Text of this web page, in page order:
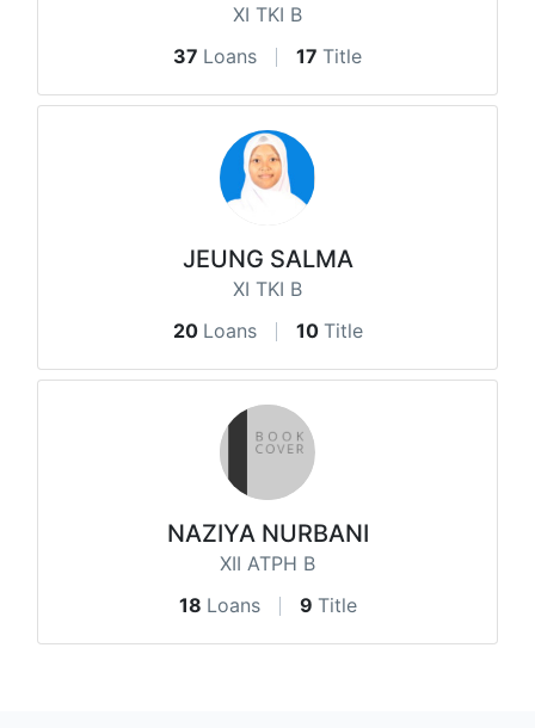
XI TKI B
37 Loans 17 Title
JEUNG SALMA
XI TKI B
20 Loans 10 Title
NAZIYA NURBANI
XII ATPH B
18 Loans 9 Title